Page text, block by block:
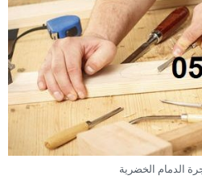
الدمام الخضرية